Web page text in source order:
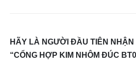
HÃY LÀ NGƯỜI ĐẦU TIÊN NHẬN
“CỔNG HỢP KIM NHÔM ĐÚC